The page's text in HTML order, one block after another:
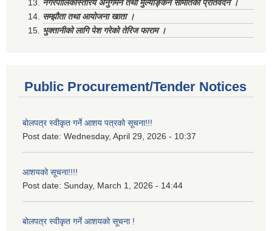
नगरपालिकास्तरिय अनुगमन तथा मुल्याङ्कन समितिको प्रतिवेदन ।
सम्झौता तथा आयोजना खाता ।
भुक्तानीको लागि पेश गरेको तेरिज फाराम ।
Public Procurement/Tender Notices
बोलपत्र स्वीकृत गर्ने आशय पत्रको सूचना!!!
Post date: Wednesday, April 29, 2026 - 10:37
आशयको सूचना!!!!
Post date: Sunday, March 1, 2026 - 14:44
बोलपत्र स्वीकृत गर्ने आशयको सूचना !